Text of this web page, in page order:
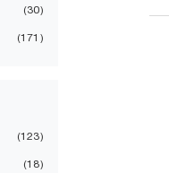
30
171
123
18